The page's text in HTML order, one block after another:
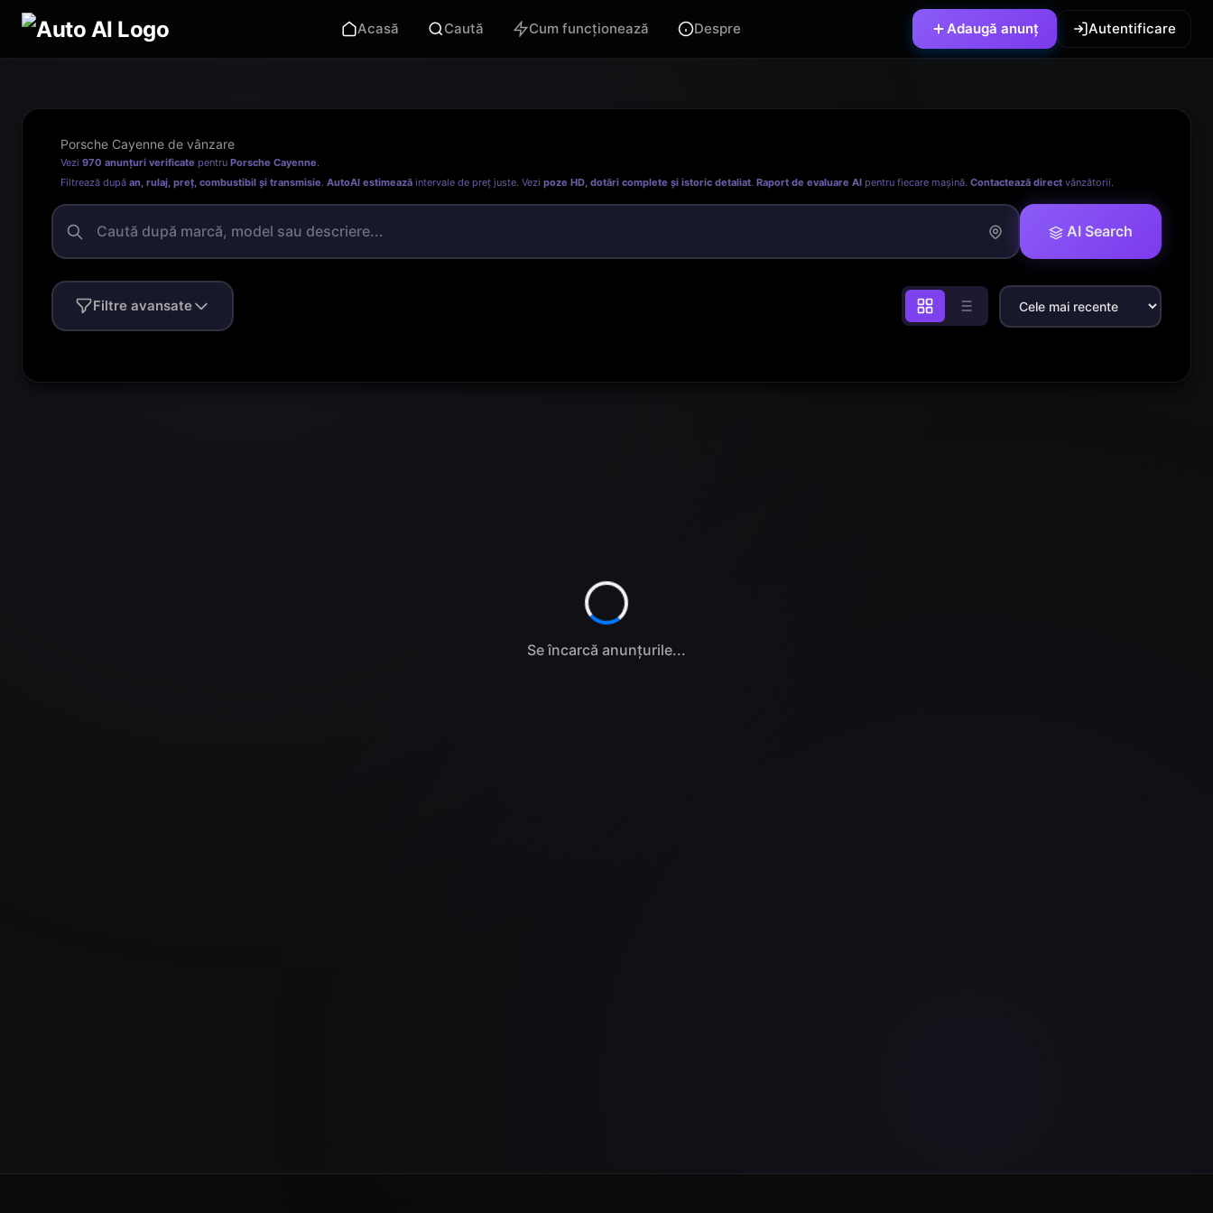
Acasă Caută Cum funcționează Despre Adaugă anunț Autentificare
Porsche Cayenne de vânzare
Vezi 970 anunțuri verificate pentru Porsche Cayenne.
Filtrează după an, rulaj, preț, combustibil și transmisie. AutoAI estimează intervale de preț juste. Vezi poze HD, dotări complete și istoric detaliat. Raport de evaluare AI pentru fiecare mașină. Contactează direct vânzătorii.
AI Search
Filtre avansate
Se încarcă anunțurile...